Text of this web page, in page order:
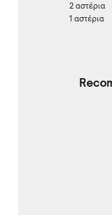
2 αστέρια
1 αστέρια